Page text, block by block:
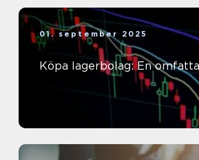
01. september 2025
Köpa lagerbolag: En